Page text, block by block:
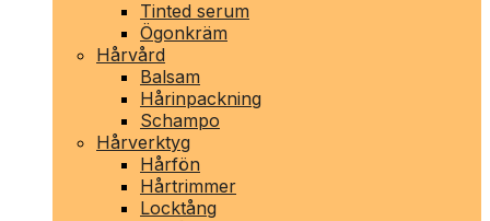
Tinted serum
Ögonkräm
Hårvård
Balsam
Hårinpackning
Schampo
Hårverktyg
Hårfön
Hårtrimmer
Locktång